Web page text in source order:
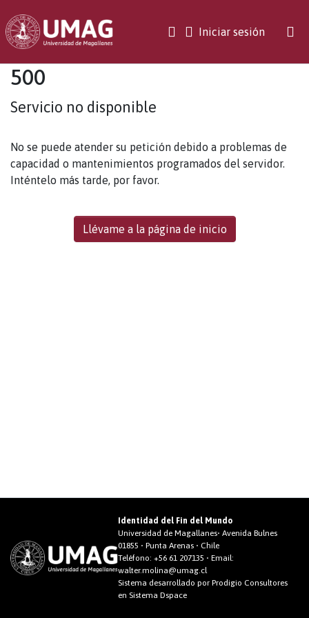
Iniciar sesión(current)
500
Servicio no disponible
No se puede atender su petición debido a problemas de
capacidad o mantenimientos programados del servidor.
Inténtelo más tarde, por favor.
Llévame a la página de inicio
Identidad del Fin del Mundo
Universidad de Magallanes• Avenida Bulnes
01855 • Punta Arenas • Chile
Teléfono:+56 61 207135 • Email:
walter.molina@umag.cl
Sistema desarrollado por Prodigio Consultores
en Sistema Dspace